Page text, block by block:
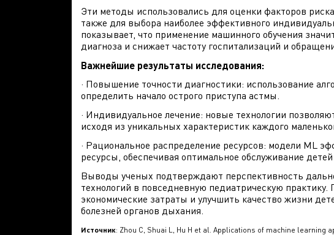
Эти методы использовались для оценки факторов
также для выбора наиболее эффективного
показывает, что применение машинного обучения
диагноза и снижает частоту госпитализаций и
Важнейшие результаты исследования:
· Повышение точности диагностики: использование
определить начало острого приступа астмы.
· Индивидуальное лечение: новые технологии
исходя из уникальных характеристик каждого
· Рациональное распределение ресурсов: модели ML
ресурсы, обеспечивая оптимальное обслуживание
Выводы ученых подтверждают перспективность
технологий в повседневную педиатрическую
экономические затраты и улучшить качество жизни
болезней органов дыхания.
Источник: Zhou C, Shuai L, Hu H et al. Applications of machine